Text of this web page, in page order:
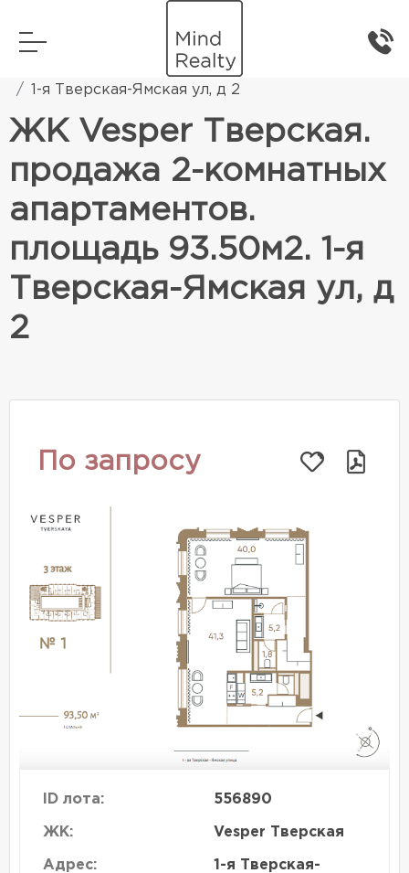
Элитная жилая недвижимость
1-я Тверская-Ямская ул, д 2
ЖК Vesper Тверская.
продажа 2-комнатных
апартаментов.
площадь 93.50м2. 1-я
Тверская-Ямская ул, д
2
По запросу
ID лота: 556890
ЖК: Vesper Тверская
Адрес:
1-я Тверская-